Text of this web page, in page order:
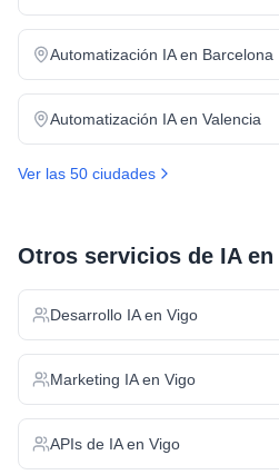
Automatización IAen Barcelona
Automatización IAen Valencia
Ver las 50 ciudades
Otros servicios de IA en
Desarrollo IAen Vigo
Marketing IAen Vigo
APIs de IAen Vigo